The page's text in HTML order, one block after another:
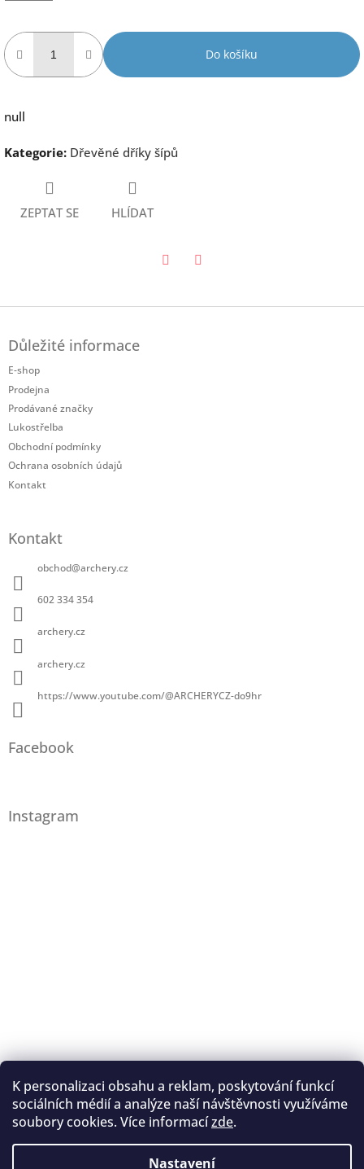
K personalizaci obsahu a reklam, poskytování funkcí
sociálních médií a analýze naší návštěvnosti využíváme
soubory cookies. Více informacízde.
Nastavení
Do košíku
null
Kategorie: Dřevěné dříky šípů
ZEPTAT SE HLÍDAT
Důležité informace
E-shop
Prodejna
Prodávané značky
Lukostřelba
Obchodní podmínky
Ochrana osobních údajů
Kontakt
Kontakt
obchod@archery.cz
602 334 354
archery.cz
archery.cz
https://www.youtube.com/@ARCHERYCZ-do9hr
Facebook
Instagram
Sledovat na Instagramu
Registrace na lukostřelbu
I. Královský lukostřelecký klub
Český lukostřelecký svaz